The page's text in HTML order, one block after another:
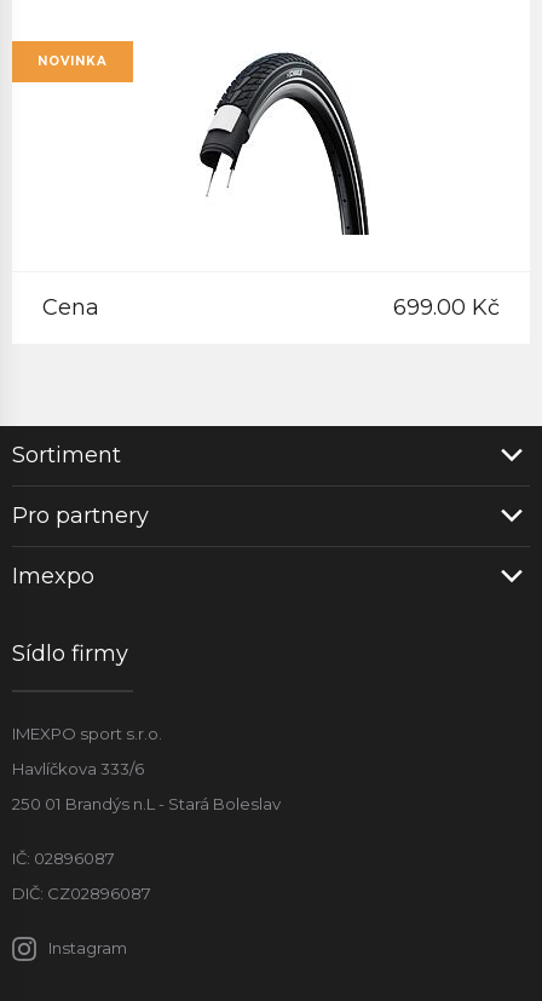
NOVINKA
Cena 699.00 Kč
Sortiment
Pro partnery
Imexpo
Sídlo firmy
IMEXPO sport s.r.o.
Havlíčkova 333/6
250 01 Brandýs n.L - Stará Boleslav
IČ: 02896087
DIČ: CZ02896087
Instagram